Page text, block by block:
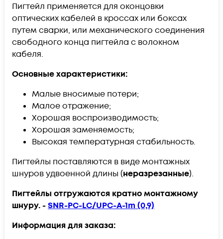
Пигтейл применяется для оконцовки
оптических кабелей в кроссах или боксах
путем сварки, или механического соединения
свободного конца пигтейла с волокном
кабеля.
Основные характеристики:
Малые вносимые потери;
Малое отражение;
Хорошая воспроизводимость;
Хорошая заменяемость;
Высокая температурная стабильность.
Пигтейлы поставляются в виде монтажных
шнуров удвоенной длины (неразрезанные).
Пигтейлы отгружаются кратно монтажному
шнуру. -SNR-PC-LC/UPC-A-1m (0,9)
Информация для заказа: